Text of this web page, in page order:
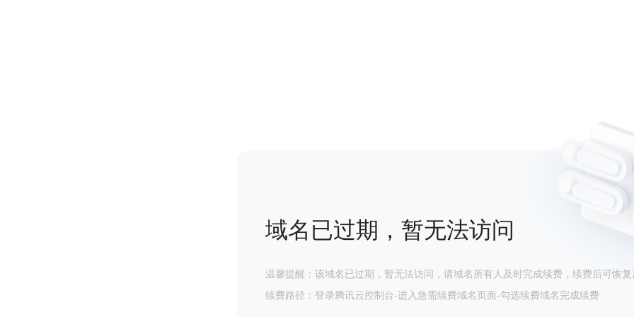
域名已过期，暂无法访问
温馨提醒：该域名已过期，暂无法访问，请域名所有人及时完成续费，续费后可恢复
续费路径：登录腾讯云控制台-进入急需续费域名页面-勾选续费域名完成续费